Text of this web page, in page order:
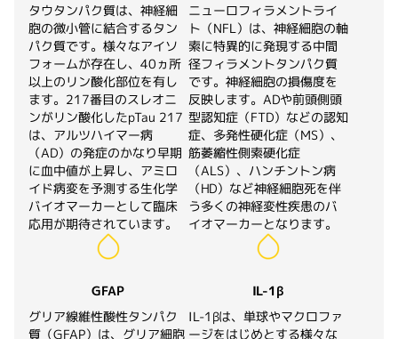
タウタンパク質は、神経細
胞の微小管に結合するタン
パク質です。様々なアイソ
フォームが存在し、40ヵ所
以上のリン酸化部位を有し
ます。217番目のスレオニ
ンがリン酸化したpTau 217
は、アルツハイマー病
（AD）の発症のかなり早期
に血中値が上昇し、アミロ
イド病変を予測する生化学
バイオマーカーとして臨床
応用が期待されています。
ニューロフィラメントライ
ト（NFL）は、神経細胞の軸
索に特異的に発現する中間
径フィラメントタンパク質
です。神経細胞の損傷度を
反映します。ADや前頭側頭
型認知症（FTD）などの認知
症、多発性硬化症（MS）、
筋萎縮性側索硬化症
（ALS）、ハンチントン病
（HD）など神経細胞死を伴
う多くの神経変性疾患のバ
イオマーカーとなります。
GFAP
グリア線維性酸性タンパク
質（GFAP）は、グリア細胞
IL-1β
IL-1βは、単球やマクロファ
ージをはじめとする様々な